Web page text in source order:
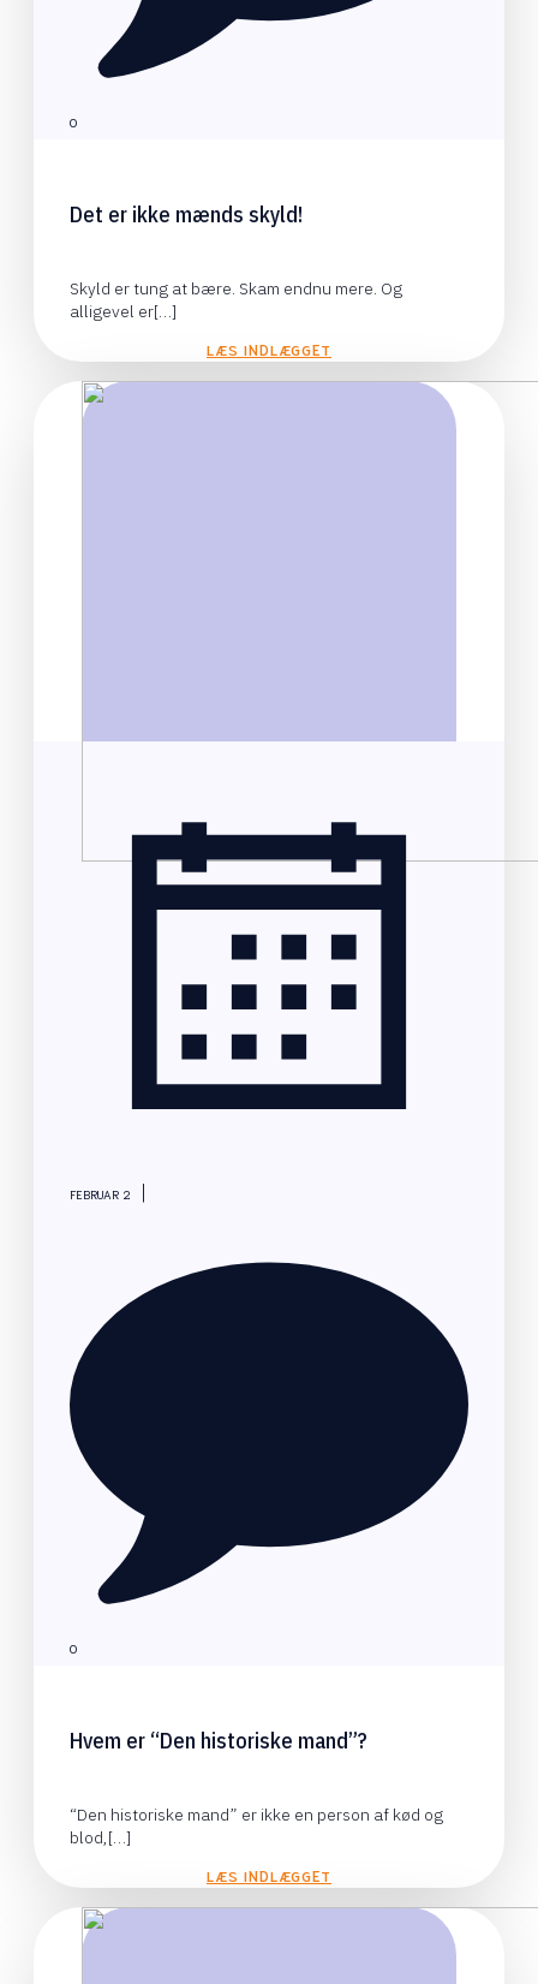
0
Det er ikke mænds skyld!
Skyld er tung at bære. Skam endnu mere. Og
alligevel er[…]
LÆS INDLÆGGET
FEBRUAR 2
0
Hvem er “Den historiske mand”?
“Den historiske mand” er ikke en person af kød og
blod,[…]
LÆS INDLÆGGET